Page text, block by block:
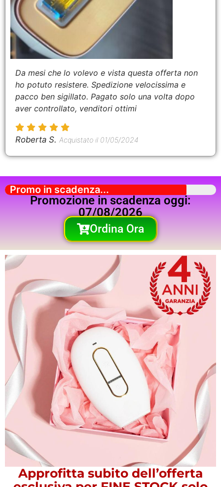
Da mesi che lo volevo e vista questa offerta non
ho potuto resistere. Spedizione velocissima e
pacco ben sigillato. Pagato solo una volta dopo
aver controllato, venditori ottimi
Roberta S. Acquistato il 01/05/2024
Promo in scadenza...
Promozione in scadenza oggi:
07/08/2026
Ordina Ora
Approfitta subito dell’offerta